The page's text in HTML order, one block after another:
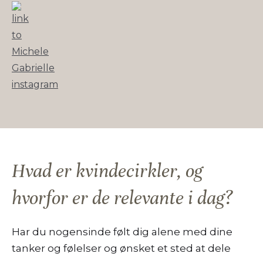
Hvad er kvindecirkler, og
hvorfor er de relevante i dag?
Har du nogensinde følt dig alene med dine
tanker og følelser og ønsket et sted at dele